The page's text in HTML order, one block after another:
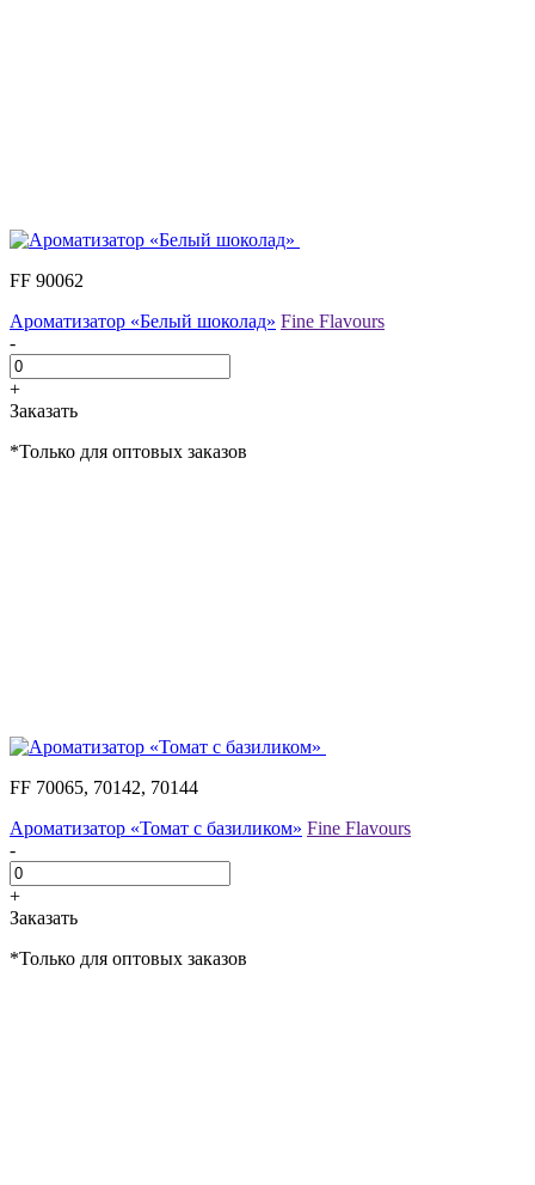
FF 90062
Ароматизатор «Белый шоколад» Fine Flavours
-
+
Заказать
*Только для оптовых заказов
FF 70065, 70142, 70144
Ароматизатор «Томат с базиликом» Fine Flavours
-
+
Заказать
*Только для оптовых заказов